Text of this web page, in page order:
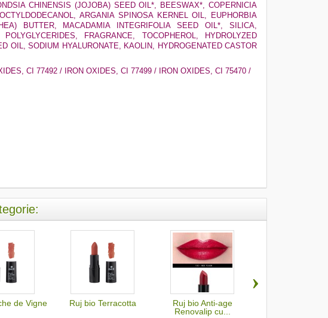
CHINENSIS (JOJOBA) SEED OIL*, BEESWAX*, COPERNICIA
ARGANIA SPINOSA KERNEL OIL, EUPHORBIA
BUTTER, MACADAMIA INTEGRIFOLIA SEED OIL*, SILICA,
FRAGRANCE, TOCOPHEROL, HYDROLYZED
OIL, SODIUM HYALURONATE, KAOLIN, HYDROGENATED CASTOR
CI 77492 / IRON OXIDES, CI 77499 / IRON OXIDES, CI 75470 /
de Vigne Ruj bio Terracotta
Ruj bio Anti-age
Renovalip cu...
›